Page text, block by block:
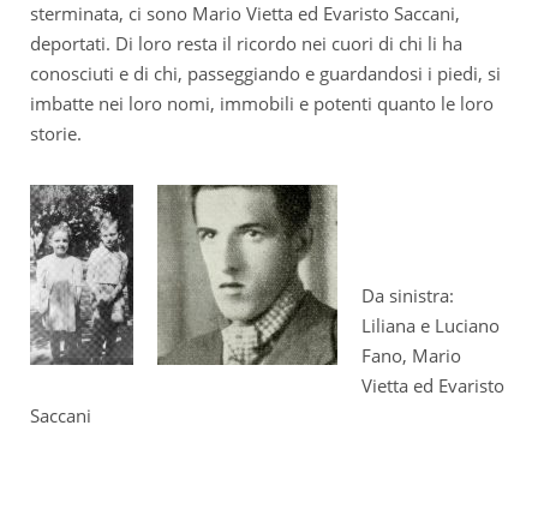
sterminata, ci sono Mario Vietta ed Evaristo Saccani,
deportati. Di loro resta il ricordo nei cuori di chi li ha
conosciuti e di chi, passeggiando e guardandosi i piedi, si
imbatte nei loro nomi, immobili e potenti quanto le loro
storie.
Da sinistra:
Liliana e Luciano
Fano, Mario
Vietta ed Evaristo
Saccani